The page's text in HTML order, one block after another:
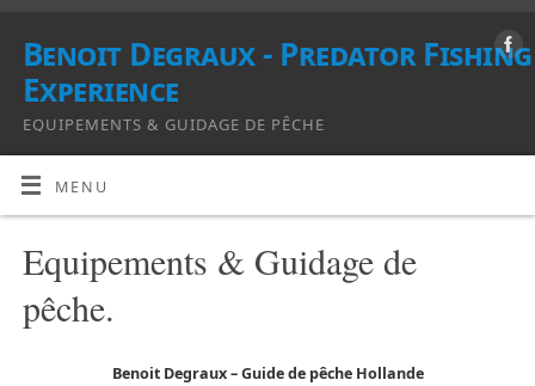
Benoit Degraux - Predator Fishing
Experience
EQUIPEMENTS & GUIDAGE DE PÊCHE
MENU
Equipements & Guidage de
pêche.
Benoit Degraux – Guide de pêche Hollande